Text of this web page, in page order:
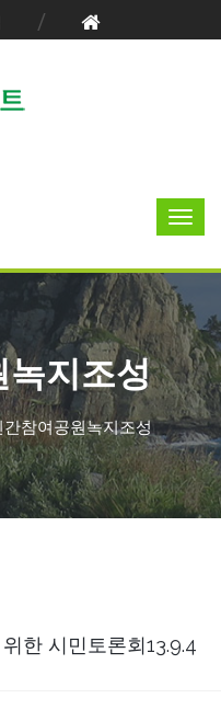
녹지조성
간참여공원녹지조성
한 시민토론회13.9.4